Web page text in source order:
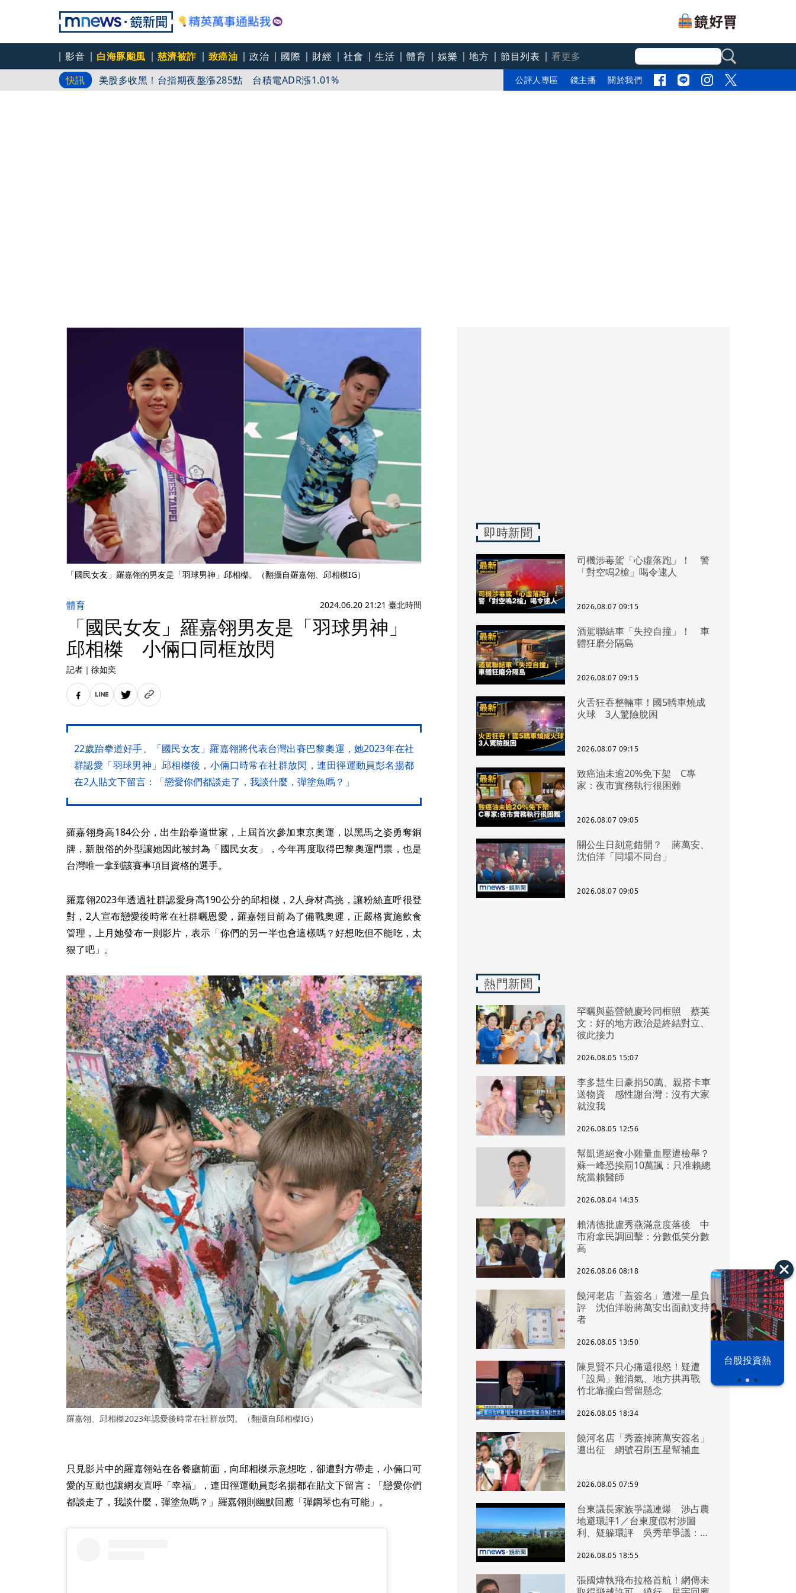
影音 白海豚颱風 慈濟被詐 致癌油 政治 國際 財經 社會 生活 體育 娛樂 地方 節目列表
看更多
快訊
美股多收黑！台指期夜盤漲285點 台積電ADR漲1.01%
阿拉斯加郵輪5／停靠史凱威怎麼玩？搭世界最美景觀鐵路 穿越百年淘金路看盡冰河、峽
公評人專區 鏡主播 關於我們
之下
台股投資熱
「國民女友」羅嘉翎的男友是「羽球男神」邱相榤。（翻攝自羅嘉翎、邱相榤IG）
體育 2024.06.20 21:21 臺北時間
「國民女友」羅嘉翎男友是「羽球男神」
邱相榤 小倆口同框放閃
記者 ｜ 徐如奕
22歲跆拳道好手、「國民女友」羅嘉翎將代表台灣出賽巴黎奧運，她2023年在社
群認愛「羽球男神」邱相榤後，小倆口時常在社群放閃，連田徑運動員彭名揚都
在2人貼文下留言：「戀愛你們都談走了，我談什麼，彈塗魚嗎？」
羅嘉翎身高184公分，出生跆拳道世家，上屆首次參加東京奧運，以黑馬之姿勇奪銅
牌，新脫俗的外型讓她因此被封為「國民女友」，今年再度取得巴黎奧運門票，也是
台灣唯一拿到該賽事項目資格的選手。
羅嘉翎2023年透過社群認愛身高190公分的邱相榤，2人身材高挑，讓粉絲直呼很登
對，2人宣布戀愛後時常在社群曬恩愛，羅嘉翎目前為了備戰奧運，正嚴格實施飲食
管理，上月她發布一則影片，表示「你們的另一半也會這樣嗎？好想吃但不能吃，太
狠了吧」。
羅嘉翎、邱相榤2023年認愛後時常在社群放閃。（翻攝自邱相榤IG）
只見影片中的羅嘉翎站在各餐廳前面，向邱相榤示意想吃，卻遭對方帶走，小倆口可
愛的互動也讓網友直呼「幸福」，連田徑運動員彭名揚都在貼文下留言：「戀愛你們
都談走了，我談什麼，彈塗魚嗎？」羅嘉翎則幽默回應「彈鋼琴也有可能」。
即時新聞
司機涉毒駕「心虛落跑」！ 警
「對空鳴2槍」喝令逮人
2026.08.07 09:15
酒駕聯結車「失控自撞」！ 車
體狂磨分隔島
2026.08.07 09:15
火舌狂吞整輛車！國5轎車燒成
火球 3人驚險脫困
2026.08.07 09:15
致癌油未逾20%免下架 C專
家：夜市實務執行很困難
2026.08.07 09:05
關公生日刻意錯開？ 蔣萬安、
沈伯洋「同場不同台」
2026.08.07 09:05
熱門新聞
罕曬與藍營饒慶玲同框照 蔡英
文：好的地方政治是終結對立、
彼此接力
2026.08.05 15:07
李多慧生日豪捐50萬、親搭卡車
送物資 感性謝台灣：沒有大家
就沒我
2026.08.05 12:56
幫凱道絕食小雞量血壓遭檢舉？
蘇一峰恐挨罰10萬諷：只准賴總
統當賴醫師
2026.08.04 14:35
賴清德批盧秀燕滿意度落後 中
市府拿民調回擊：分數低笑分數
高
2026.08.06 08:18
饒河老店「蓋簽名」遭灌一星負
評 沈伯洋盼蔣萬安出面勸支持
者
2026.08.05 13:50
陳見賢不只心痛還很怒！疑遭
「設局」難消氣、地方拱再戰
竹北靠攏白營留懸念
2026.08.05 18:34
饒河名店「秀蓋掉蔣萬安簽名」
遭出征 網號召刷五星幫補血
2026.08.05 07:59
台東議長家族爭議連爆 涉占農
地避環評1／台東度假村涉圖
利、疑躲環評 吳秀華爭議：概
2026.08.05 18:55
張國煒執飛布拉格首航！網傳未